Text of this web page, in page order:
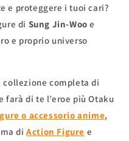
e proteggere i tuoi cari?
di Sung Jin-Wooe
e proprio universo
completa di
farà di te l’eroe più Otaku
o accessorio anime,
diAction Figure e